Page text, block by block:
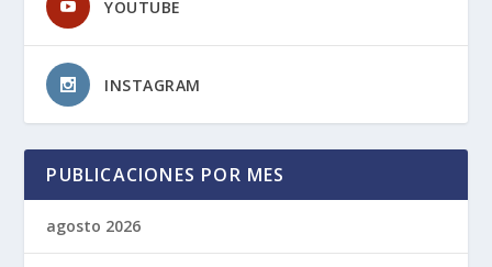
YOUTUBE
INSTAGRAM
PUBLICACIONES POR MES
agosto 2026